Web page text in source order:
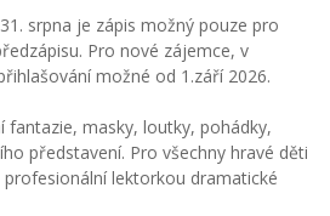
srpna je zápis možný pouze pro
Pro nové zájemce, v
možné od 1.září 2026.
fantazie, masky, loutky, pohádky,
představení. Pro všechny hravé děti
profesionální lektorkou dramatické